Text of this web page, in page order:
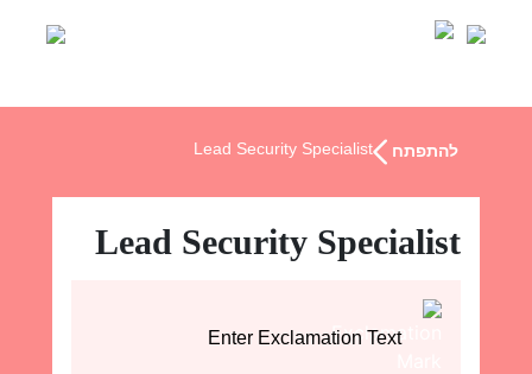
להתפתח Lead Security Specialist
Lead Security Specialist
Enter Exclamation Text